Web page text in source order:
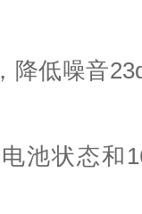
降低噪音
池状态和